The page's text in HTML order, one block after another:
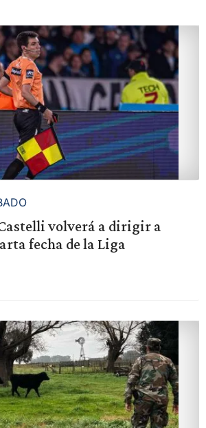
volverá a dirigir a
fecha de la Liga